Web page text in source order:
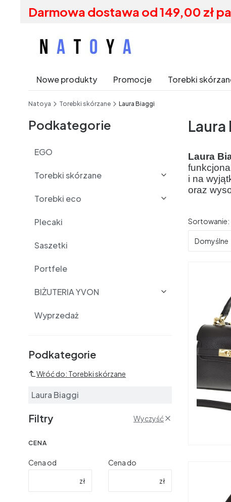
Darmowa dostawa od 149,00 zł
Nowe produkty Promocje Torebki
Natoya Torebki skórzane Laura Biaggi
Podkategorie
EGO
Torebki skórzane
Torebki eco
Plecaki
Saszetki
Portfele
BIŻUTERIA YVON
Wyprzedaż
Podkategorie
Wróć do: Torebki skórzane
Laura Biaggi
Filtry Wyczyść
CENA
Cena od
zł
Cena do
zł
Laura
Laura
i na
oraz
Lista
Sortowanie:
Domyślne